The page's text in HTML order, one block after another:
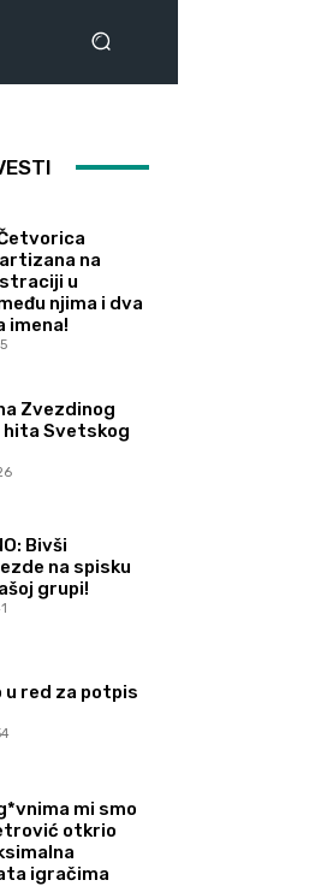
Četvorica
na
u
njima i dva
imena!
Zvezdinog
hita Svetskog
Bivši
na spisku
grupi!
u red za potpis
mi smo
otkrio
igračima